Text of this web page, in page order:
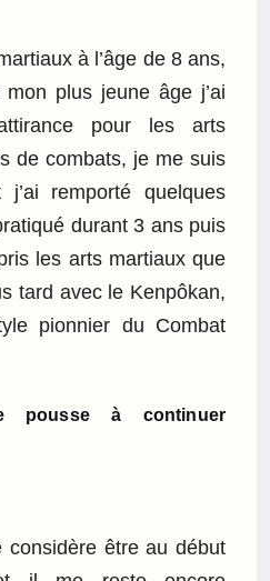
à l’âge de 8 ans,
plus jeune âge j’ai
pour les arts
de combats, je me suis
remporté quelques
durant 3 ans puis
les arts martiaux que
tard avec le Kenpôkan,
pionnier du Combat
pousse à continuer
considère être au début